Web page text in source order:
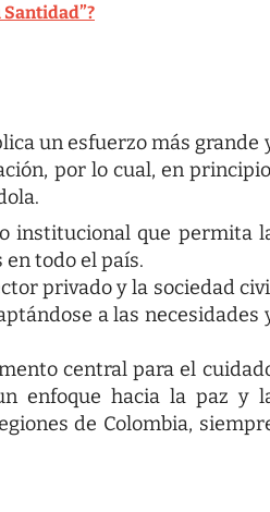
Santidad”?
un esfuerzo más grande
por lo cual, en
institucional que permita
todo el país.
privado y la sociedad
a las necesidades
central para el
enfoque hacia la paz y
de Colombia,